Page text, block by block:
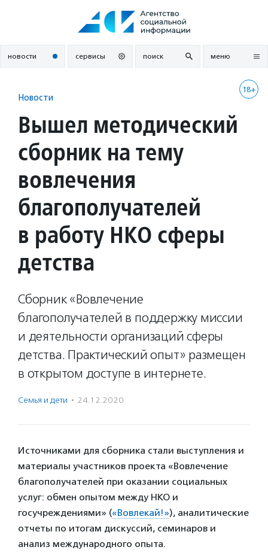
новости сервисы поиск меню
18+
Новости
Вышел методический
сборник на тему
вовлечения
благополучателей
в работу НКО сферы
детства
Сборник «Вовлечение
благополучателей в поддержку миссии
и деятельности организаций сферы
детства. Практический опыт» размещен
в открытом доступе в интернете.
Семья и дети · 24.12.2020
Источниками для сборника стали выступления и
материалы участников проекта «Вовлечение
благополучателей при оказании социальных
услуг: обмен опытом между НКО и
госучреждениями» («Вовлекай!»), аналитические
отчеты по итогам дискуссий, семинаров и
анализ международного опыта.